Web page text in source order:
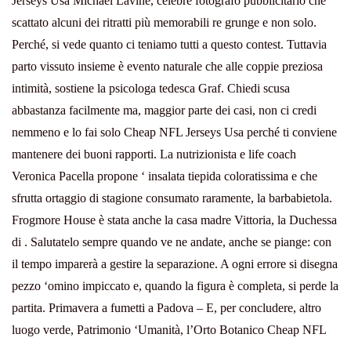
scattato alcuni dei ritratti più memorabili re grunge e non solo.
Perché, si vede quanto ci teniamo tutti a questo contest. Tuttavia
parto vissuto insieme è evento naturale che alle coppie preziosa
intimità, sostiene la psicologa tedesca Graf. Chiedi scusa
abbastanza facilmente ma, maggior parte dei casi, non ci credi
nemmeno e lo fai solo Cheap NFL Jerseys Usa perché ti conviene
mantenere dei buoni rapporti. La nutrizionista e life coach
Veronica Pacella propone ‘ insalata tiepida coloratissima e che
sfrutta ortaggio di stagione consumato raramente, la barbabietola.
Frogmore House è stata anche la casa madre Vittoria, la Duchessa
di . Salutatelo sempre quando ve ne andate, anche se piange: con
il tempo imparerà a gestire la separazione. A ogni errore si disegna
pezzo ‘omino impiccato e, quando la figura è completa, si perde la
partita. Primavera a fumetti a Padova – E, per concludere, altro
luogo verde, Patrimonio ‘Umanità, l’Orto Botanico Cheap NFL